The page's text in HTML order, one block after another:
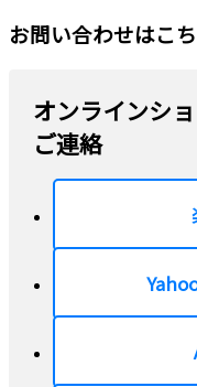
お問い合わせはこ
オンラインシ
ご連絡